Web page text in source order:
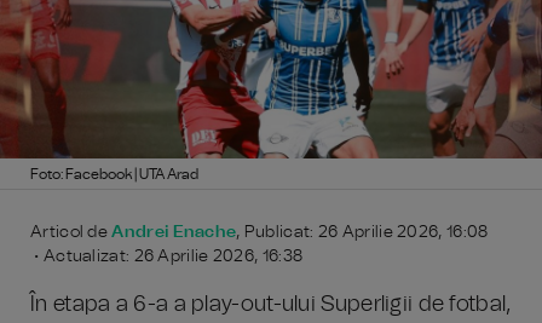
Foto: Facebook | UTA Arad
Articol deAndrei Enache, Publicat: 26 Aprilie 2026, 16:08
• Actualizat: 26 Aprilie 2026, 16:38
În etapa a 6-a a play-out-ului Superligii de fotbal,